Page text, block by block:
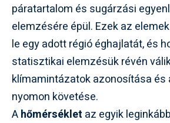
páratartalom és sugárzási
elemzésére épül. Ezek az
le egy adott régió éghajlatát, és
statisztikai elemzésük révén
klímamintázatok azonosítása és
nyomon követése.
Ahőmérséklet az egyik